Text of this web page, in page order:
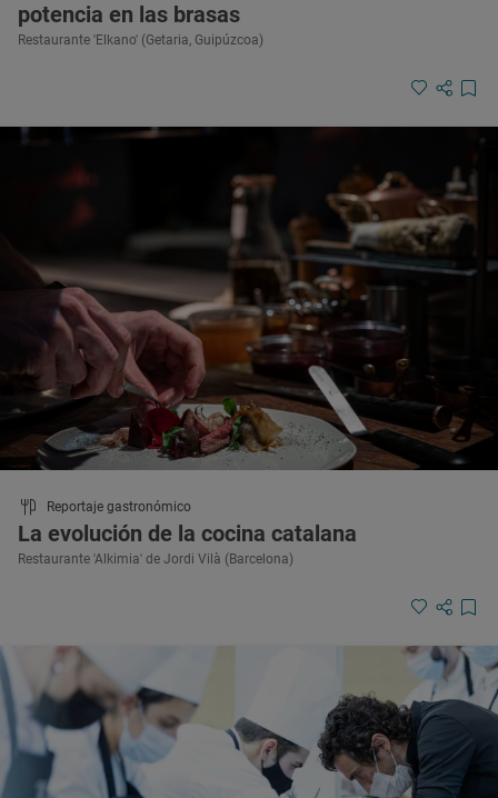
potencia en las brasas
Restaurante 'Elkano' (Getaria, Guipúzcoa)
Reportaje gastronómico
La evolución de la cocina catalana
Restaurante 'Alkimia' de Jordi Vilà (Barcelona)